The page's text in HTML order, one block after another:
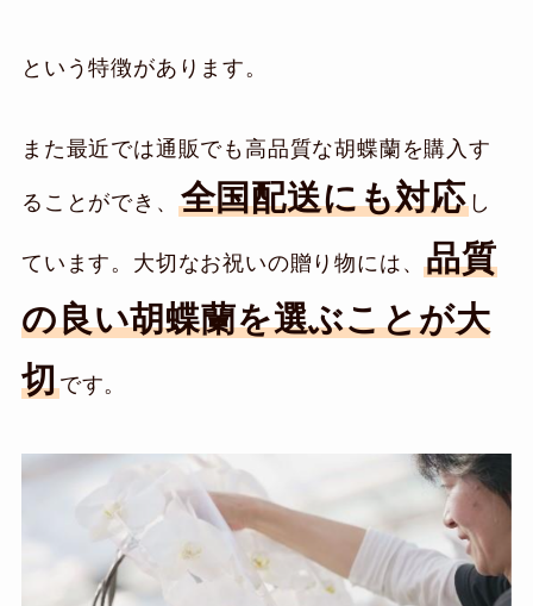
という特徴があります。
また最近では通販でも高品質な胡蝶蘭を購入す
ることができ、 全国配送にも対応 し
ています。大切なお祝いの贈り物には、品質
の良い胡蝶蘭を選ぶことが大
切です。